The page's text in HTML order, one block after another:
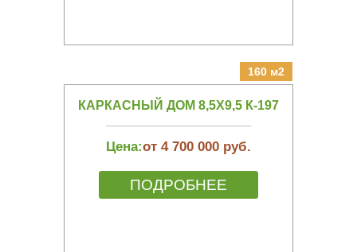
160 м2
КАРКАСНЫЙ ДОМ 8,5Х9,5 К-197
Цена:от 4 700 000 руб.
ПОДРОБНЕЕ